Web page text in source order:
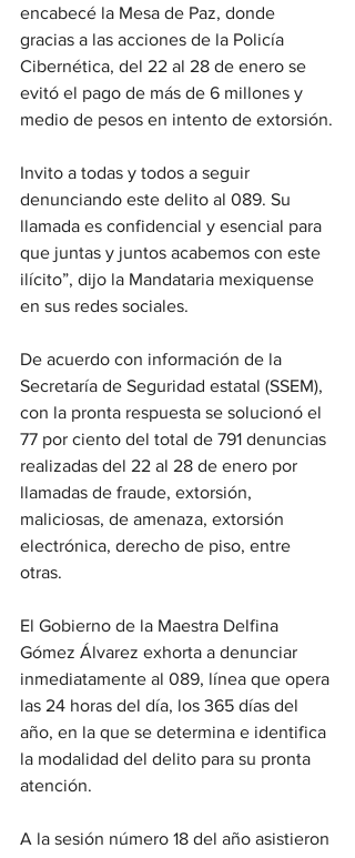
encabecé la Mesa de Paz, donde
gracias a las acciones de la Policía
Cibernética, del 22 al 28 de enero se
evitó el pago de más de 6 millones y
medio de pesos en intento de extorsión.
Invito a todas y todos a seguir
denunciando este delito al 089. Su
llamada es confidencial y esencial para
que juntas y juntos acabemos con este
ilícito”, dijo la Mandataria mexiquense
en sus redes sociales.
De acuerdo con información de la
Secretaría de Seguridad estatal (SSEM),
con la pronta respuesta se solucionó el
77 por ciento del total de 791 denuncias
realizadas del 22 al 28 de enero por
llamadas de fraude, extorsión,
maliciosas, de amenaza, extorsión
electrónica, derecho de piso, entre
otras.
El Gobierno de la Maestra Delfina
Gómez Álvarez exhorta a denunciar
inmediatamente al 089, línea que opera
las 24 horas del día, los 365 días del
año, en la que se determina e identifica
la modalidad del delito para su pronta
atención.
A la sesión número 18 del año asistieron